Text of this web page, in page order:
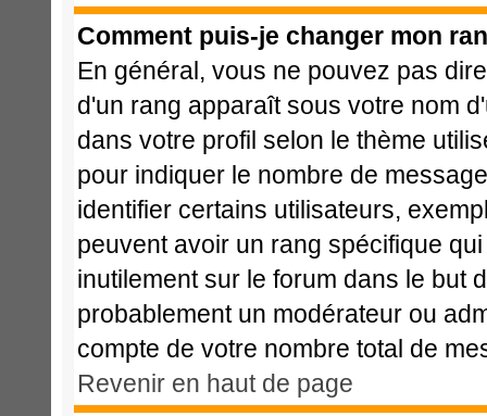
Comment puis-je changer mon
En général, vous ne pouvez pas
d'un rang apparaît sous votre nom
dans votre profil selon le thème
pour indiquer le nombre de
identifier certains utilisateurs,
peuvent avoir un rang spécifique
inutilement sur le forum dans le but
probablement un modérateur ou
compte de votre nombre total de
Revenir en haut de page